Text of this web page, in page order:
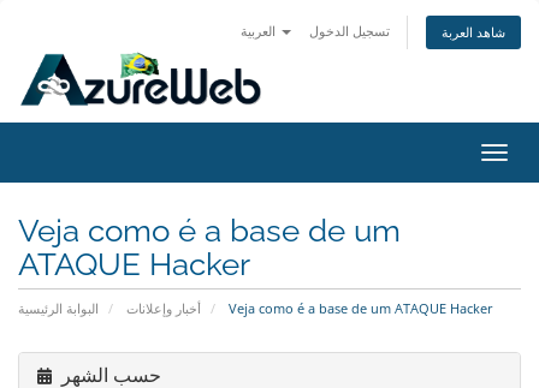
تسجيل الدخول شاهد العربة
تبديل
التنقل
Veja como é a base de um
ATAQUE Hacker
البوابة الرئيسية أخبار وإعلانات Veja como é a base de um ATAQUE Hacker
حسب الشهر